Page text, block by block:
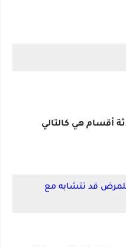
أقسام هي كالتالي
قد تتشابه مع